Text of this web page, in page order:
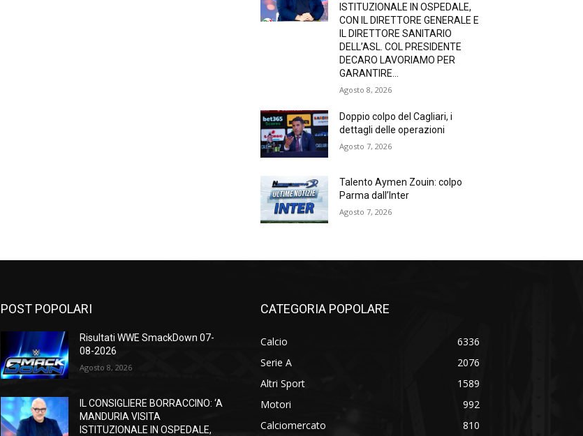
ISTITUZIONALE IN OSPEDALE,
CON IL DIRETTORE GENERALE E
IL DIRETTORE SANITARIO
DELL’ASL. COL PRESIDENTE
DECARO LAVORIAMO PER
GARANTIRE...
Agosto 8, 2026
Doppio colpo del Cagliari, i
dettagli delle operazioni
Agosto 7, 2026
Talento Aymen Zouin: colpo
Parma dall’Inter
Agosto 7, 2026
POST POPOLARI
Risultati WWE SmackDown 07-
08-2026
Agosto 8, 2026
IL CONSIGLIERE BORRACCINO: ‘A
MANDURIA VISITA
ISTITUZIONALE IN OSPEDALE,
CATEGORIA POPOLARE
Calcio
6336
Serie A
2076
Altri Sport
1589
Motori
992
Calciomercato
810